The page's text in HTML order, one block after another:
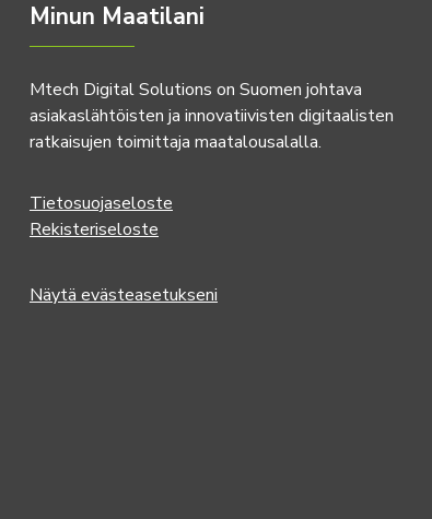
Minun Maatilani
Mtech Digital Solutions on Suomen johtava
asiakaslähtöisten ja innovatiivisten digitaalisten
ratkaisujen toimittaja maatalousalalla.
Tietosuojaseloste
Rekisteriseloste
Näytä evästeasetukseni